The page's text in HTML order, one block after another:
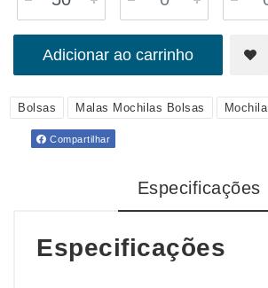
Adicionar ao carrinho
Bolsas Malas Mochilas Bolsas Mochila
Compartilhar
Especificações
Especificações